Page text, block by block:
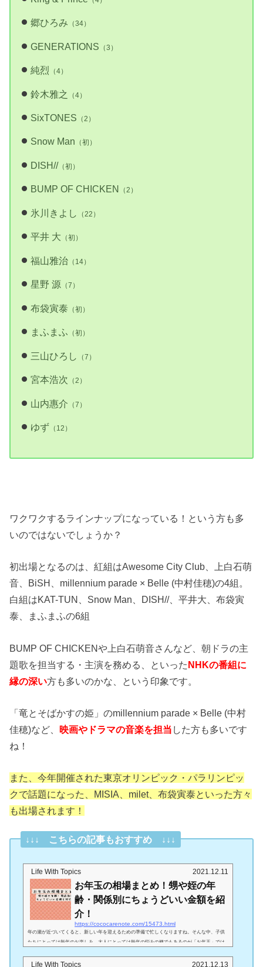
郷ひろみ （34）
GENERATIONS （3）
純烈 （4）
鈴木雅之 （4）
SixTONES （2）
Snow Man （初）
DISH//（初）
BUMP OF CHICKEN （2）
氷川きよし （22）
平井 大 （初）
福山雅治（14）
星野 源（7）
布袋寅泰 （初）
まふまふ （初）
三山ひろし （7）
宮本浩次 （2）
山内惠介 （7）
ゆず（12）
ワクワクするラインナップになっている！という方も多
いのではないでしょうか？
初出場となるのは、紅組はAwesome City Club、上白石萌
音、BiSH、millennium parade × Belle (中村佳穂)の4組。
白組はKAT-TUN、Snow Man、DISH//、平井大、布袋寅
泰、まふまふの6組
BUMP OF CHICKENや上白石萌音さんなど、朝ドラの主
題歌を担当する・主演を務める、といったNHKの番組に
縁の深い方も多いのかな、という印象です。
「竜とそばかすの姫」のmillennium parade × Belle (中村
佳穂)など、映画やドラマの音楽を担当 した方も多いです
ね！
また、今年開催された東京オリンピック・パラリンピッ
クで話題になった、MISIA、milet、布袋寅泰といった方々
も出場されます！
↓↓↓ こちらの記事もおすすめ ↓↓↓
Life With Topics 2021.12.11
お年玉の相場まとめ！甥や姪の年
齢・関係別にちょうどいい金額を紹
介！
https://cococarenote.com/15473.html
年の瀬が近づいてくると、新しい年を迎えるための準備で忙しくなりますね。そんな中、子供
たちにとっては毎年のお楽しみ、大人にとっては毎年の悩みの種でもあるのが「お年玉」では
必要？」などなど、いろんな疑問があると思います。そんなお悩みを解決！この記事では、お
Life With Topics 2021.12.13